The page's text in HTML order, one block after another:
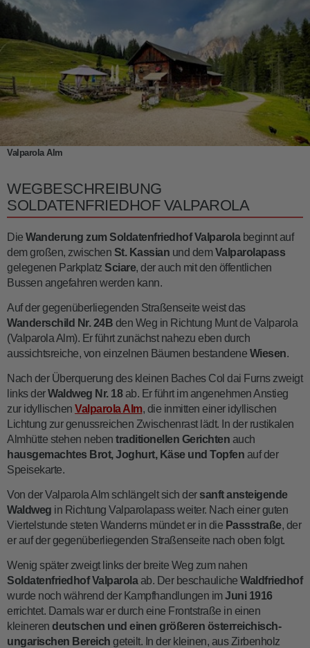
Valparola Alm
WEGBESCHREIBUNG
SOLDATENFRIEDHOF VALPAROLA
Die Wanderung zum Soldatenfriedhof Valparolabeginnt auf
dem großen, zwischen St. Kassian und demValparolapass
gelegenen Parkplatz Sciare, der auch mit den öffentlichen
Bussen angefahren werden kann.
Auf der gegenüberliegenden Straßenseite weist das
Wanderschild Nr. 24B den Weg in Richtung Munt de Valparola
(Valparola Alm). Er führt zunächst nahezu eben durch
aussichtsreiche, von einzelnen Bäumen bestandene Wiesen.
Nach der Überquerung des kleinen Baches Col dai Furns zweigt
links derWaldweg Nr. 18ab. Er führt im angenehmen Anstieg
zur idyllischen Valparola Alm, die inmitten einer idyllischen
Lichtung zur genussreichen Zwischenrast lädt. In der rustikalen
Almhütte stehen neben traditionellen Gerichten auch
hausgemachtes Brot, Joghurt, Käse und Topfen auf der
Speisekarte.
Von der Valparola Alm schlängelt sich der sanft ansteigende
Waldweg in Richtung Valparolapass weiter. Nach einer guten
Viertelstunde steten Wanderns mündet er in die Passstraße, der
er auf der gegenüberliegenden Straßenseite nach oben folgt.
Wenig später zweigt links der breite Weg zum nahen
Soldatenfriedhof Valparolaab. Der beschauliche Waldfriedhof
wurde noch während der Kampfhandlungen imJuni 1916
errichtet. Damals war er durch eine Frontstraße in einen
kleineren deutschen und einen größeren österreichisch-
ungarischen Bereich geteilt. In der kleinen, aus Zirbenholz